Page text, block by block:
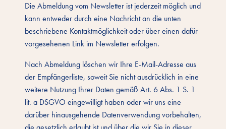
Die Abmeldung vom Newsletter ist jederzeit möglich und
kann entweder durch eine Nachricht an die unten
beschriebene Kontaktmöglichkeit oder über einen dafür
vorgesehenen Link im Newsletter erfolgen.
Nach Abmeldung löschen wir Ihre E-Mail-Adresse aus
der Empfängerliste, soweit Sie nicht ausdrücklich in eine
weitere Nutzung Ihrer Daten gemäß Art. 6 Abs. 1 S. 1
lit. a DSGVO eingewilligt haben oder wir uns eine
darüber hinausgehende Datenverwendung vorbehalten,